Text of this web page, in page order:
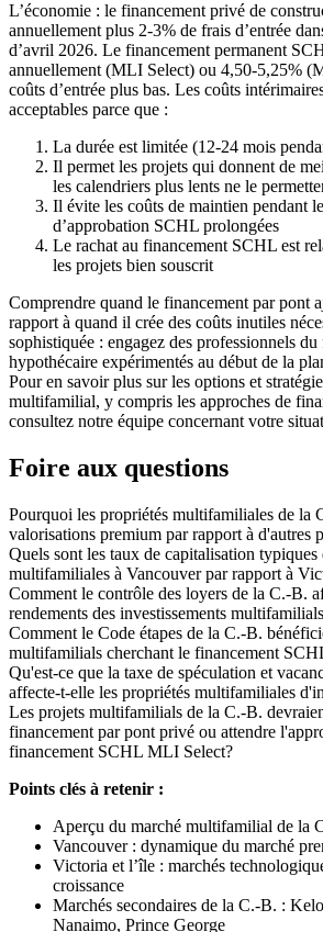
L’économie : le financement privé de
annuellement plus 2-3% de frais d’entrée
d’avril 2026. Le financement permanent
annuellement (MLI Select) ou 4,50-5,25%
coûts d’entrée plus bas. Les coûts
acceptables parce que :
La durée est limitée (12-24 mois
Il permet les projets qui donnent de
les calendriers plus lents ne le
Il évite les coûts de maintien pendant
d’approbation SCHL prolongées
Le rachat au financement SCHL est
les projets bien souscrit
Comprendre quand le financement par pont
rapport à quand il crée des coûts inutiles
sophistiquée : engagez des professionnels
hypothécaire expérimentés au début de la
Pour en savoir plus sur les options et
multifamilial, y compris les approches de
consultez notre équipe concernant votre
Foire aux questions
Pourquoi les propriétés multifamiliales de la
valorisations premium par rapport à d'autres
Quels sont les taux de capitalisation typiques
multifamiliales à Vancouver par rapport à
Comment le contrôle des loyers de la C.-B.
rendements des investissements
Comment le Code étapes de la C.-B.
multifamilials cherchant le financement
Qu'est-ce que la taxe de spéculation et
affecte-t-elle les propriétés multifamiliales
Les projets multifamilials de la C.-B.
financement par pont privé ou attendre
financement SCHL MLI Select?
Points clés à retenir :
Aperçu du marché multifamilial de la
Vancouver : dynamique du marché
Victoria et l’île : marchés
croissance
Marchés secondaires de la C.-B. :
Nanaimo, Prince George